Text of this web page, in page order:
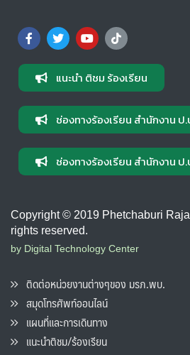
แนะนำ ติชม ร้องเรียน
ช่องทางร้องเรียน สำนักงาน ป
ช่องทางร้องเรียน สำนักงาน ป
Copyright © 2019 Phetchaburi
rights reserved.
by Digital Technology Center
ติดต่อหน่วยงานต่างๆของ มรภ.พบ.
สมุดโทรศัพท์ออนไลน์
แผนที่และการเดินทาง
แนะนำติชม/ร้องเรียน